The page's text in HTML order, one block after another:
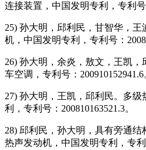
连接装置，中国发明专利，专利号
25) 孙大明，邱利民，甘智华，
机，中国发明专利，专利号：
26) 孙大明，余炎，敖文，王凯
车空调，专利号：200910152941.6
27) 孙大明，王凯，邱利民。多
利，专利号：200810163521.3。
28) 邱利民，孙大明，具有旁通
热声发动机，中国发明专利，专利